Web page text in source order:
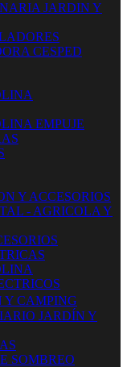
JARDIN Y
CESPED
EMPUJE
Y ACCESORIOS
- AGRICOLA Y
Y CAMPING
JARDÍN Y
SOMBREO